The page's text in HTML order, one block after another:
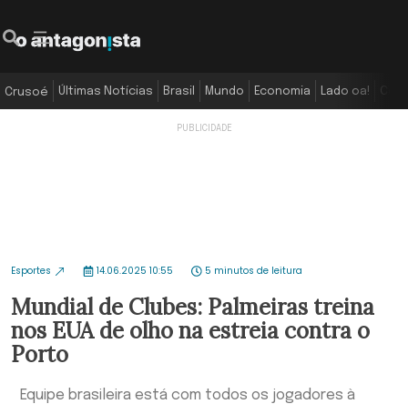
Crusoé Últimas Notícias Brasil Mundo Economia Lado oa!
Esportes 14.06.2025 10:55 5 minutos de leitura
Mundial de Clubes: Palmeiras treina
nos EUA de olho na estreia contra o
Porto
Equipe brasileira está com todos os jogadores à